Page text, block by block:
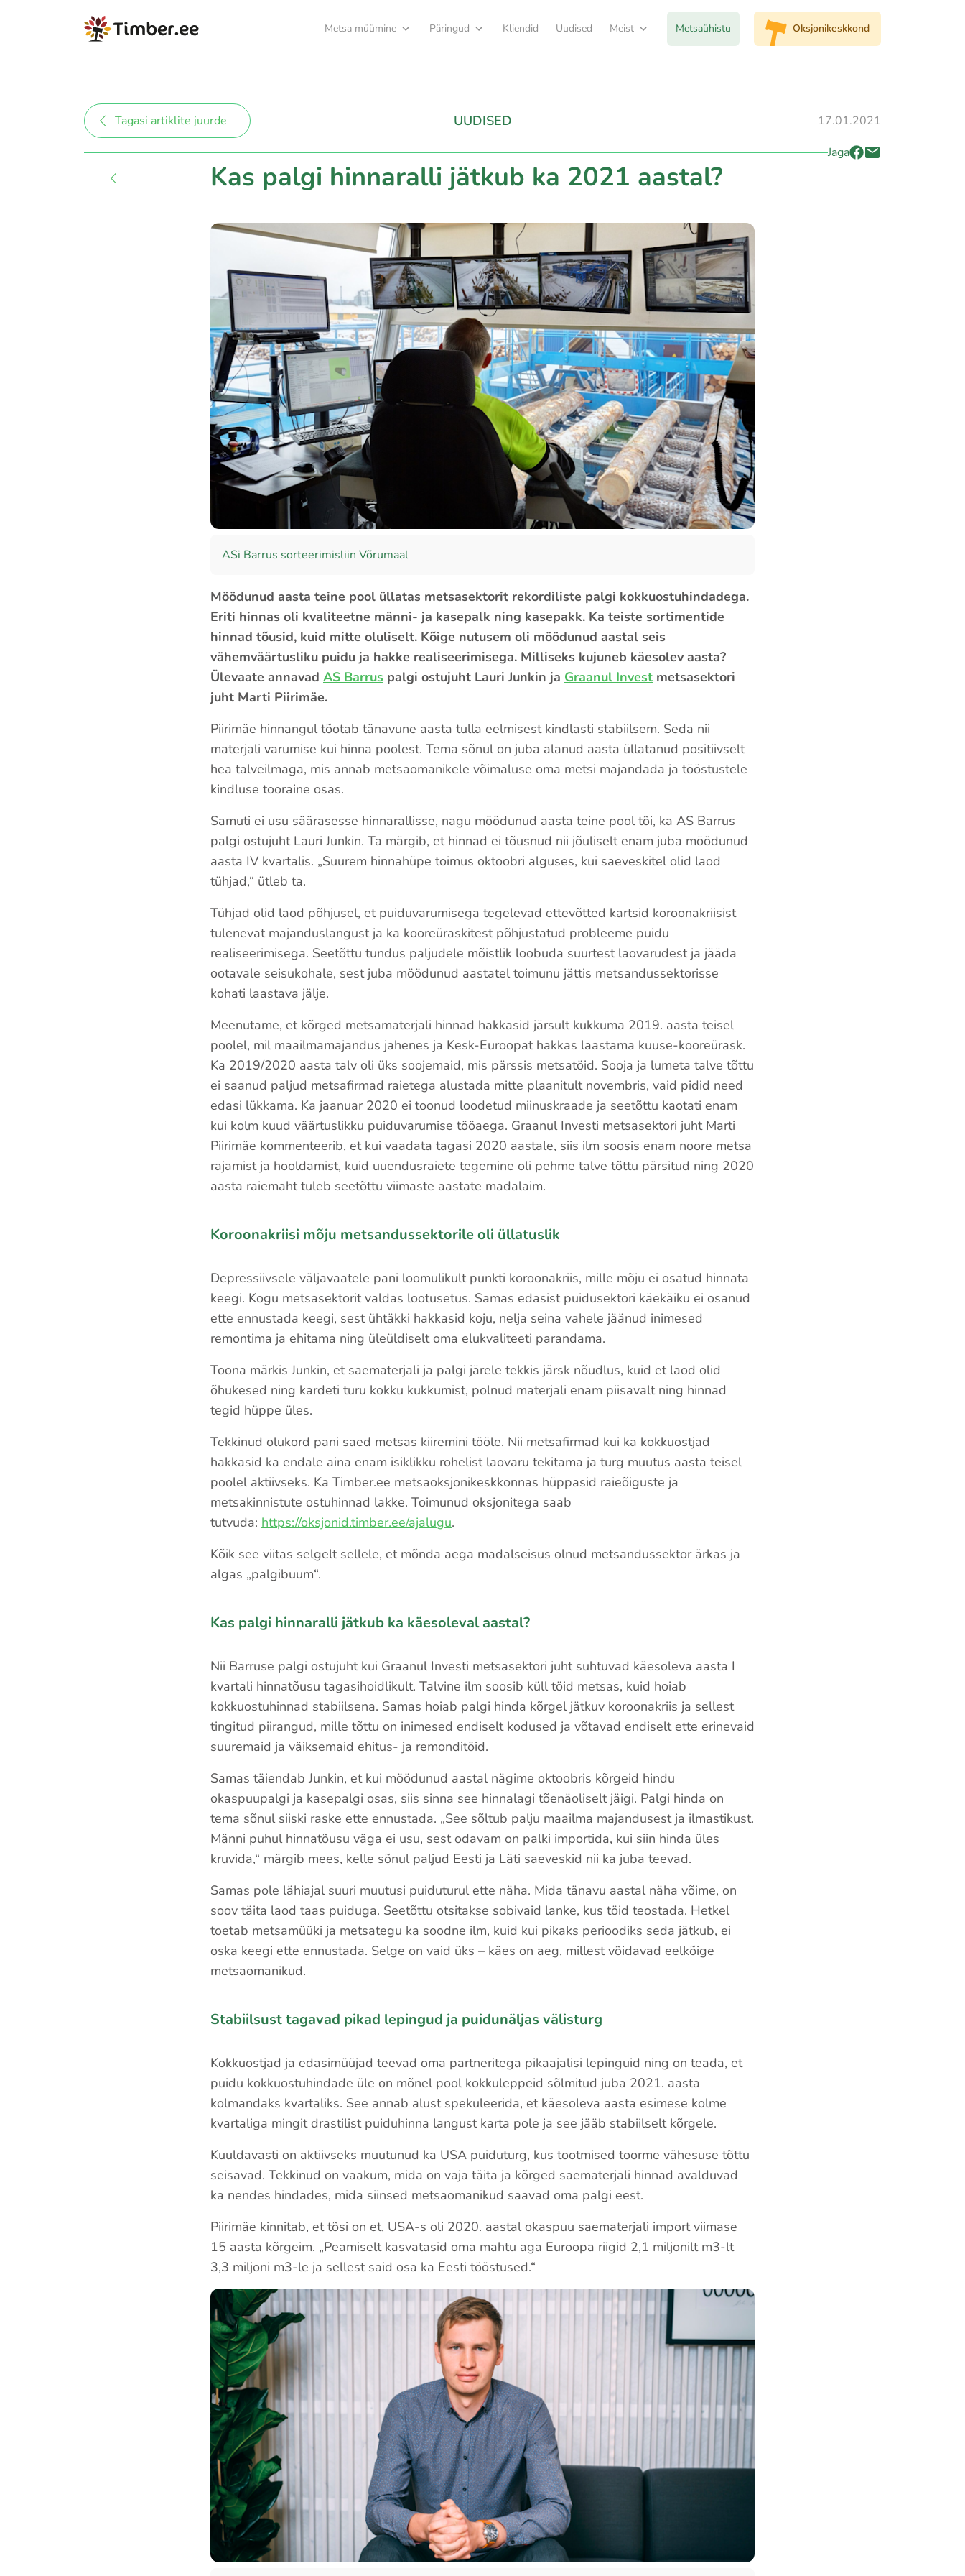
Metsa müümine Päringud Kliendid Uudised Meist Metsaühistu Oksjonikeskkond
Tagasi artiklite juurde UUDISED
17.01.2021
Jaga
Kas palgi hinnaralli jätkub ka 2021 aastal?
ASi Barrus sorteerimisliin Võrumaal
Möödunud aasta teine pool üllatas metsasektorit rekordiliste palgi kokkuostuhindadega.
Eriti hinnas oli kvaliteetne männi- ja kasepalk ning kasepakk. Ka teiste sortimentide
hinnad tõusid, kuid mitte oluliselt. Kõige nutusem oli möödunud aastal seis
vähemväärtusliku puidu ja hakke realiseerimisega. Milliseks kujuneb käesolev aasta?
Ülevaate annavad AS Barrus palgi ostujuht Lauri Junkin ja Graanul Invest metsasektori
juht Marti Piirimäe.
Piirimäe hinnangul tõotab tänavune aasta tulla eelmisest kindlasti stabiilsem. Seda nii
materjali varumise kui hinna poolest. Tema sõnul on juba alanud aasta üllatanud positiivselt
hea talveilmaga, mis annab metsaomanikele võimaluse oma metsi majandada ja tööstustele
kindluse tooraine osas.
Samuti ei usu säärasesse hinnarallisse, nagu möödunud aasta teine pool tõi, ka AS Barrus
palgi ostujuht Lauri Junkin. Ta märgib, et hinnad ei tõusnud nii jõuliselt enam juba möödunud
aasta IV kvartalis. „Suurem hinnahüpe toimus oktoobri alguses, kui saeveskitel olid laod
tühjad,“ ütleb ta.
Tühjad olid laod põhjusel, et puiduvarumisega tegelevad ettevõtted kartsid koroonakriisist
tulenevat majanduslangust ja ka kooreüraskitest põhjustatud probleeme puidu
realiseerimisega. Seetõttu tundus paljudele mõistlik loobuda suurtest laovarudest ja jääda
ootavale seisukohale, sest juba möödunud aastatel toimunu jättis metsandussektorisse
kohati laastava jälje.
Meenutame, et kõrged metsamaterjali hinnad hakkasid järsult kukkuma 2019. aasta teisel
poolel, mil maailmamajandus jahenes ja Kesk-Euroopat hakkas laastama kuuse-kooreürask.
Ka 2019/2020 aasta talv oli üks soojemaid, mis pärssis metsatöid. Sooja ja lumeta talve tõttu
ei saanud paljud metsafirmad raietega alustada mitte plaanitult novembris, vaid pidid need
edasi lükkama. Ka jaanuar 2020 ei toonud loodetud miinuskraade ja seetõttu kaotati enam
kui kolm kuud väärtuslikku puiduvarumise tööaega. Graanul Investi metsasektori juht Marti
Piirimäe kommenteerib, et kui vaadata tagasi 2020 aastale, siis ilm soosis enam noore metsa
rajamist ja hooldamist, kuid uuendusraiete tegemine oli pehme talve tõttu pärsitud ning 2020
aasta raiemaht tuleb seetõttu viimaste aastate madalaim.
Koroonakriisi mõju metsandussektorile oli üllatuslik
Depressiivsele väljavaatele pani loomulikult punkti koroonakriis, mille mõju ei osatud hinnata
keegi. Kogu metsasektorit valdas lootusetus. Samas edasist puidusektori käekäiku ei osanud
ette ennustada keegi, sest ühtäkki hakkasid koju, nelja seina vahele jäänud inimesed
remontima ja ehitama ning üleüldiselt oma elukvaliteeti parandama.
Toona märkis Junkin, et saematerjali ja palgi järele tekkis järsk nõudlus, kuid et laod olid
õhukesed ning kardeti turu kokku kukkumist, polnud materjali enam piisavalt ning hinnad
tegid hüppe üles.
Tekkinud olukord pani saed metsas kiiremini tööle. Nii metsafirmad kui ka kokkuostjad
hakkasid ka endale aina enam isiklikku rohelist laovaru tekitama ja turg muutus aasta teisel
poolel aktiivseks. Ka Timber.ee metsaoksjonikeskkonnas hüppasid raieõiguste ja
metsakinnistute ostuhinnad lakke. Toimunud oksjonitega saab
tutvuda: https://oksjonid.timber.ee/ajalugu.
Kõik see viitas selgelt sellele, et mõnda aega madalseisus olnud metsandussektor ärkas ja
algas „palgibuum“.
Kas palgi hinnaralli jätkub ka käesoleval aastal?
Nii Barruse palgi ostujuht kui Graanul Investi metsasektori juht suhtuvad käesoleva aasta I
kvartali hinnatõusu tagasihoidlikult. Talvine ilm soosib küll töid metsas, kuid hoiab
kokkuostuhinnad stabiilsena. Samas hoiab palgi hinda kõrgel jätkuv koroonakriis ja sellest
tingitud piirangud, mille tõttu on inimesed endiselt kodused ja võtavad endiselt ette erinevaid
suuremaid ja väiksemaid ehitus- ja remonditöid.
Samas täiendab Junkin, et kui möödunud aastal nägime oktoobris kõrgeid hindu
okaspuupalgi ja kasepalgi osas, siis sinna see hinnalagi tõenäoliselt jäigi. Palgi hinda on
tema sõnul siiski raske ette ennustada. „See sõltub palju maailma majandusest ja ilmastikust.
Männi puhul hinnatõusu väga ei usu, sest odavam on palki importida, kui siin hinda üles
kruvida,“ märgib mees, kelle sõnul paljud Eesti ja Läti saeveskid nii ka juba teevad.
Samas pole lähiajal suuri muutusi puiduturul ette näha. Mida tänavu aastal näha võime, on
soov täita laod taas puiduga. Seetõttu otsitakse sobivaid lanke, kus töid teostada. Hetkel
toetab metsamüüki ja metsategu ka soodne ilm, kuid kui pikaks perioodiks seda jätkub, ei
oska keegi ette ennustada. Selge on vaid üks – käes on aeg, millest võidavad eelkõige
metsaomanikud.
Stabiilsust tagavad pikad lepingud ja puidunäljas välisturg
Kokkuostjad ja edasimüüjad teevad oma partneritega pikaajalisi lepinguid ning on teada, et
puidu kokkuostuhindade üle on mõnel pool kokkuleppeid sõlmitud juba 2021. aasta
kolmandaks kvartaliks. See annab alust spekuleerida, et käesoleva aasta esimese kolme
kvartaliga mingit drastilist puiduhinna langust karta pole ja see jääb stabiilselt kõrgele.
Kuuldavasti on aktiivseks muutunud ka USA puiduturg, kus tootmised toorme vähesuse tõttu
seisavad. Tekkinud on vaakum, mida on vaja täita ja kõrged saematerjali hinnad avalduvad
ka nendes hindades, mida siinsed metsaomanikud saavad oma palgi eest.
Piirimäe kinnitab, et tõsi on et, USA-s oli 2020. aastal okaspuu saematerjali import viimase
15 aasta kõrgeim. „Peamiselt kasvatasid oma mahtu aga Euroopa riigid 2,1 miljonilt m3-lt
3,3 miljoni m3-le ja sellest said osa ka Eesti tööstused.“